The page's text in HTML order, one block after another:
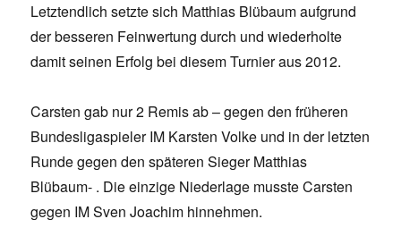
Letztendlich setzte sich Matthias Blübaum aufgrund
der besseren Feinwertung durch und wiederholte
damit seinen Erfolg bei diesem Turnier aus 2012.
Carsten gab nur 2 Remis ab – gegen den früheren
Bundesligaspieler IM Karsten Volke und in der letzten
Runde gegen den späteren Sieger Matthias
Blübaum- . Die einzige Niederlage musste Carsten
gegen IM Sven Joachim hinnehmen.